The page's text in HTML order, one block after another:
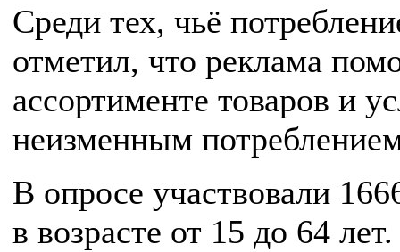
Среди тех, чьё
отметил, что реклама
ассортименте товаров и
неизменным
В опросе участвовали
в возрасте от 15 до 64